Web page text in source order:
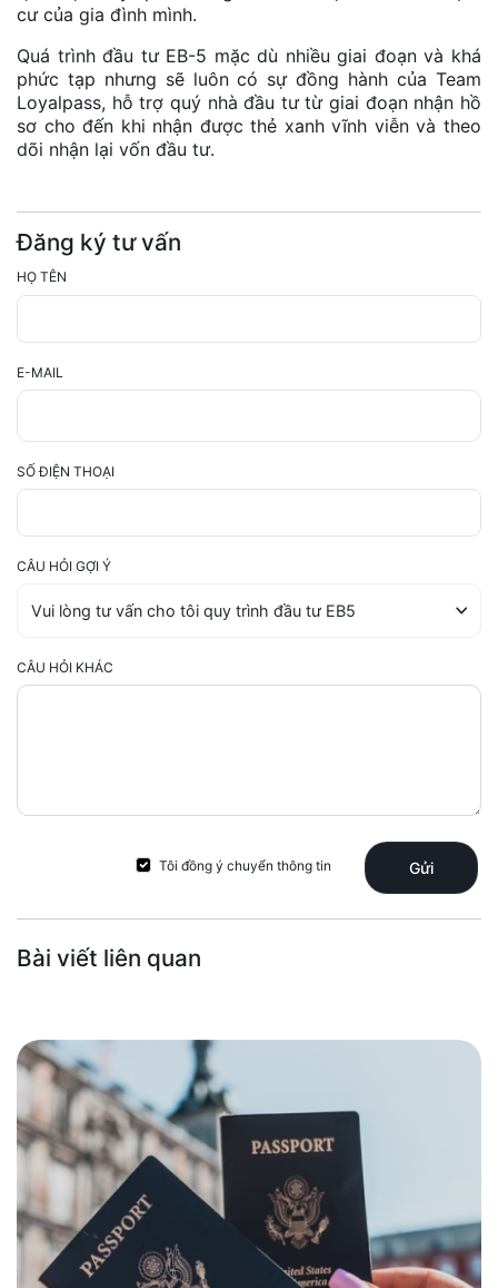
cư của gia đình mình.
Quá trình đầu tư EB-5 mặc dù nhiều giai đoạn và khá
phức tạp nhưng sẽ luôn có sự đồng hành của Team
Loyalpass, hỗ trợ quý nhà đầu tư từ giai đoạn nhận hồ
sơ cho đến khi nhận được thẻ xanh vĩnh viễn và theo
dõi nhận lại vốn đầu tư.
Đăng ký tư vấn
HỌ TÊN
E-MAIL
SỐ ĐIỆN THOẠI
CÂU HỎI GỢI Ý
CÂU HỎI KHÁC
Tôi đồng ý chuyển thông tin Gửi
Bài viết liên quan